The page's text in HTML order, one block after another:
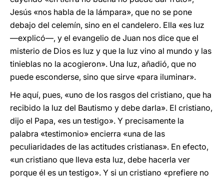
Jesús «nos habla de la lámpara», que no se pone
debajo del celemín, sino en el candelero. Ella «es luz
—explicó—, y el evangelio de Juan nos dice que el
misterio de Dios es luz y que la luz vino al mundo y las
tinieblas no la acogieron». Una luz, añadió, que no
puede esconderse, sino que sirve «para iluminar».
He aquí, pues, «uno de los rasgos del cristiano, que ha
recibido la luz del Bautismo y debe darla». El cristiano,
dijo el Papa, «es un testigo». Y precisamente la
palabra «testimonio» encierra «una de las
peculiaridades de las actitudes cristianas». En efecto,
«un cristiano que lleva esta luz, debe hacerla ver
porque él es un testigo». Y si un cristiano «prefiere no